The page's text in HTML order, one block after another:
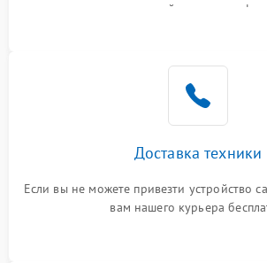
или оставить свой номер
Доставка техники
Если вы не можете привезти устройство
вам нашего курьера